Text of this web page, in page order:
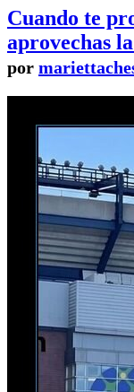
Cuando te
aprovechas
por